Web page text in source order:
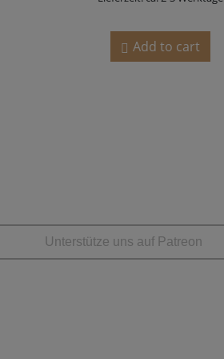
Add to cart
Unterstütze uns auf Patreon